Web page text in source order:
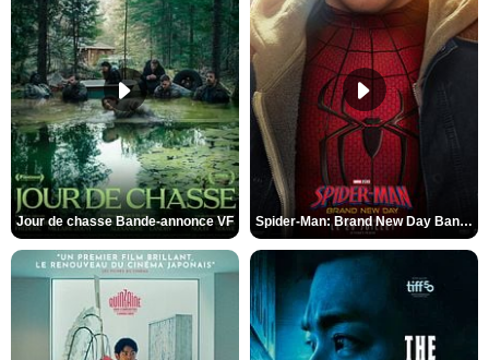
Jour de chasse Bande-annonce VF Spider-Man: Brand New Day Bande-annonce (3) VO STFR